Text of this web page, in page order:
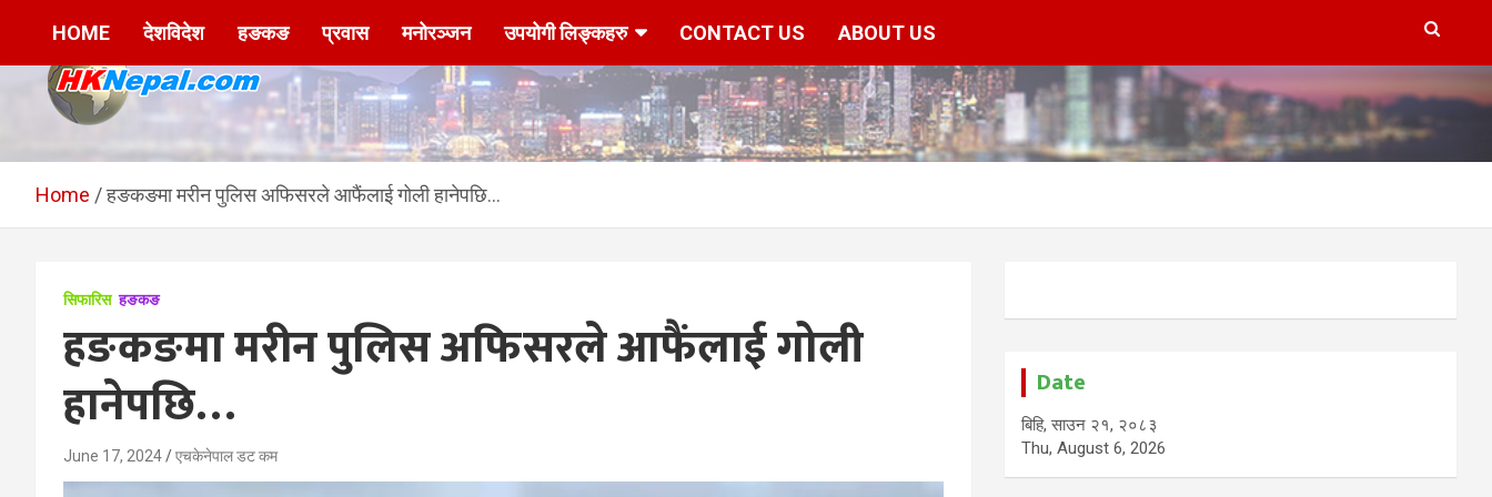
HKNepal.com –
हङकङबाट सञ्चालित पहिलो
नेपाली अनलाईन पत्रिका
hknepal, hknepal.com, hk nepal, hk nepal com
HOME देशविदेश हङकङ प्रवास मनोरञ्जन उपयोगी लिङ्कहरु CONTACT US ABOUT US
Home हङकङमा मरीन पुलिस अफिसरले आफैंलाई गोली हानेपछि…
सिफारिस हङकङ
हङकङमा मरीन पुलिस अफिसरले आफैंलाई गोली
हानेपछि…
June 17, 2024 एचकेनेपाल डट कम
Date
बिहि, साउन २१, २०८३
Thu, August 6, 2026